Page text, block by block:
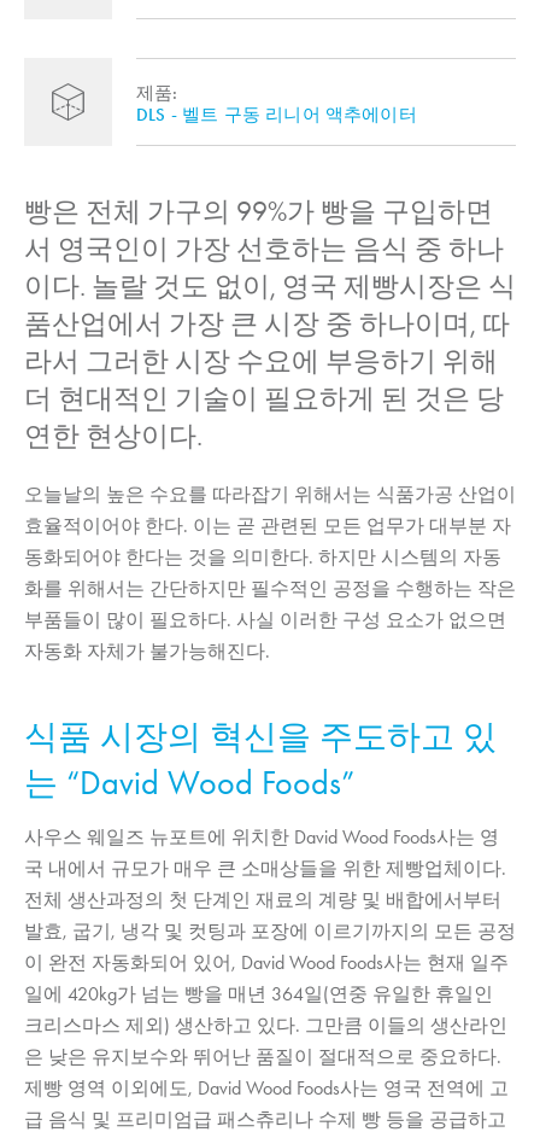
제품:
DLS - 벨트 구동 리니어 액추에이터
빵은 전체 가구의 99%가 빵을 구입하면
서 영국인이 가장 선호하는 음식 중 하나
이다. 놀랄 것도 없이, 영국 제빵시장은 식
품산업에서 가장 큰 시장 중 하나이며, 따
라서 그러한 시장 수요에 부응하기 위해
더 현대적인 기술이 필요하게 된 것은 당
연한 현상이다.
오늘날의 높은 수요를 따라잡기 위해서는 식품가공 산업이
효율적이어야 한다. 이는 곧 관련된 모든 업무가 대부분 자
동화되어야 한다는 것을 의미한다. 하지만 시스템의 자동
화를 위해서는 간단하지만 필수적인 공정을 수행하는 작은
부품들이 많이 필요하다. 사실 이러한 구성 요소가 없으면
자동화 자체가 불가능해진다.
식품 시장의 혁신을 주도하고 있
는 “David Wood Foods”
사우스 웨일즈 뉴포트에 위치한 David Wood Foods사는 영
국 내에서 규모가 매우 큰 소매상들을 위한 제빵업체이다.
전체 생산과정의 첫 단계인 재료의 계량 및 배합에서부터
발효, 굽기, 냉각 및 컷팅과 포장에 이르기까지의 모든 공정
이 완전 자동화되어 있어, David Wood Foods사는 현재 일주
일에 420kg가 넘는 빵을 매년 364일(연중 유일한 휴일인
크리스마스 제외) 생산하고 있다. 그만큼 이들의 생산라인
은 낮은 유지보수와 뛰어난 품질이 절대적으로 중요하다.
제빵 영역 이외에도, David Wood Foods사는 영국 전역에 고
급 음식 및 프리미엄급 패스츄리나 수제 빵 등을 공급하고